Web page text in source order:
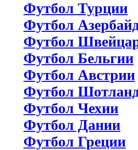
Футбол Турции
Футбол
Футбол
Футбол Бельгии
Футбол Австрии
Футбол
Футбол Чехии
Футбол Дании
Футбол Греции